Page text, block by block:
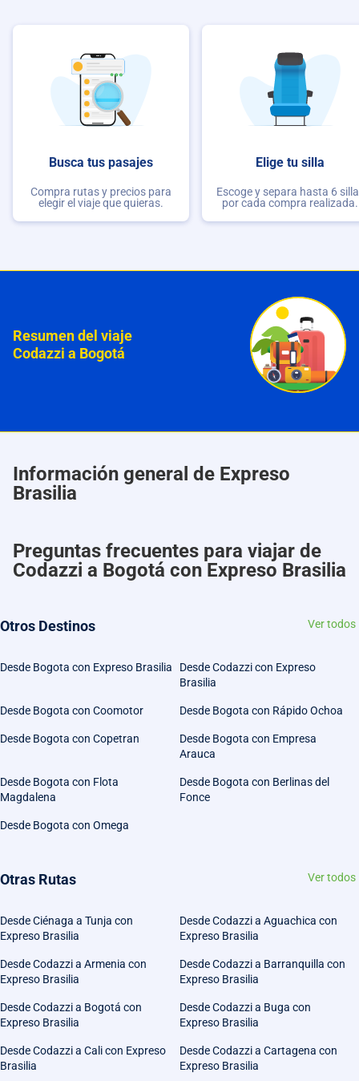
Busca tus pasajes
Compra rutas y precios para
elegir el viaje que quieras.
Elige tu silla
Escoge y separa hasta 6
por cada compra realizada.
Resumen del viaje
Codazzi a Bogotá
Información general de Expreso
Brasilia
Preguntas frecuentes para viajar de
Codazzi a Bogotá con Expreso Brasilia
Otros Destinos Ver todos
Desde Bogota con Expreso Brasilia
Desde Codazzi con Expreso
Brasilia
Desde Bogota con Coomotor Desde Bogota con Rápido Ochoa
Desde Bogota con Copetran
Desde Bogota con Empresa
Arauca
Desde Bogota con Flota
Magdalena
Desde Bogota con Berlinas del
Fonce
Desde Bogota con Omega
Otras Rutas Ver todos
Desde Ciénaga a Tunja con
Expreso Brasilia
Desde Codazzi a Aguachica con
Expreso Brasilia
Desde Codazzi a Armenia con
Expreso Brasilia
Desde Codazzi a Barranquilla con
Expreso Brasilia
Desde Codazzi a Bogotá con
Expreso Brasilia
Desde Codazzi a Buga con
Expreso Brasilia
Desde Codazzi a Cali con Expreso
Brasilia
Desde Codazzi a Cartagena con
Expreso Brasilia